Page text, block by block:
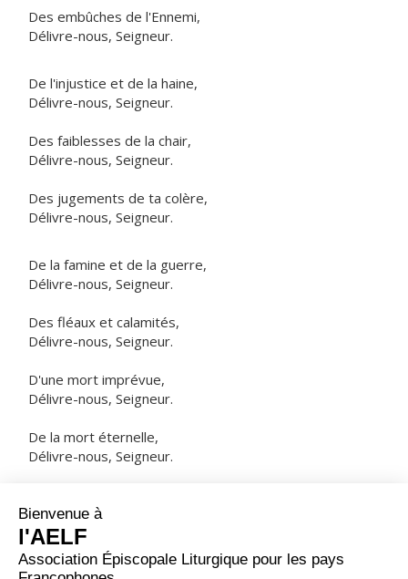
Des embûches de l'Ennemi,
Délivre-nous, Seigneur.
De l'injustice et de la haine,
Délivre-nous, Seigneur.
Des faiblesses de la chair,
Délivre-nous, Seigneur.
Des jugements de ta colère,
Délivre-nous, Seigneur.
De la famine et de la guerre,
Délivre-nous, Seigneur.
Des fléaux et calamités,
Délivre-nous, Seigneur.
D'une mort imprévue,
Délivre-nous, Seigneur.
De la mort éternelle,
Délivre-nous, Seigneur.
NOTRE PÈRE
ORAISON